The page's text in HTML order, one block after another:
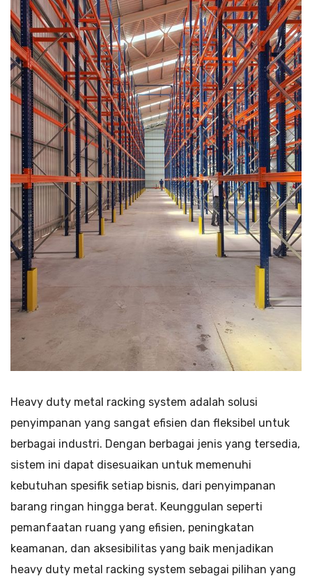
Heavy duty metal racking system adalah solusi
penyimpanan yang sangat efisien dan fleksibel untuk
berbagai industri. Dengan berbagai jenis yang tersedia,
sistem ini dapat disesuaikan untuk memenuhi
kebutuhan spesifik setiap bisnis, dari penyimpanan
barang ringan hingga berat. Keunggulan seperti
pemanfaatan ruang yang efisien, peningkatan
keamanan, dan aksesibilitas yang baik menjadikan
heavy duty metal racking system sebagai pilihan yang